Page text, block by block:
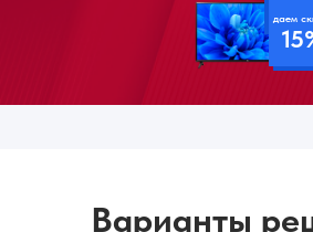
даем
Варианты